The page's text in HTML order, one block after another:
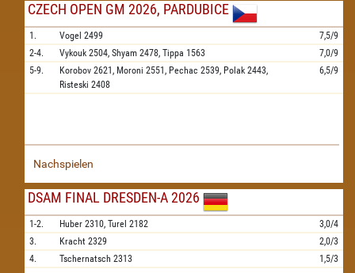
CZECH OPEN GM 2026, PARDUBICE
1. Vogel 2499
7,5/9
2-4.
Vykouk 2504, Shyam 2478, Tippa 1563
7,0/9
5-9.
Korobov 2621, Moroni 2551, Pechac 2539, Polak 2443,
Risteski 2408
6,5/9
Nachspielen
DSAM FINAL DRESDEN-A 2026
1-2. Huber 2310, Turel 2182
3,0/4
3.
Kracht 2329
2,0/3
4.
Tschernatsch 2313 1,5/3